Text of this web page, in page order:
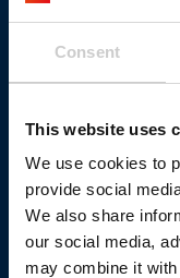
Consent
This website uses
We use cookies to
provide social
We also share
our social media,
may combine it